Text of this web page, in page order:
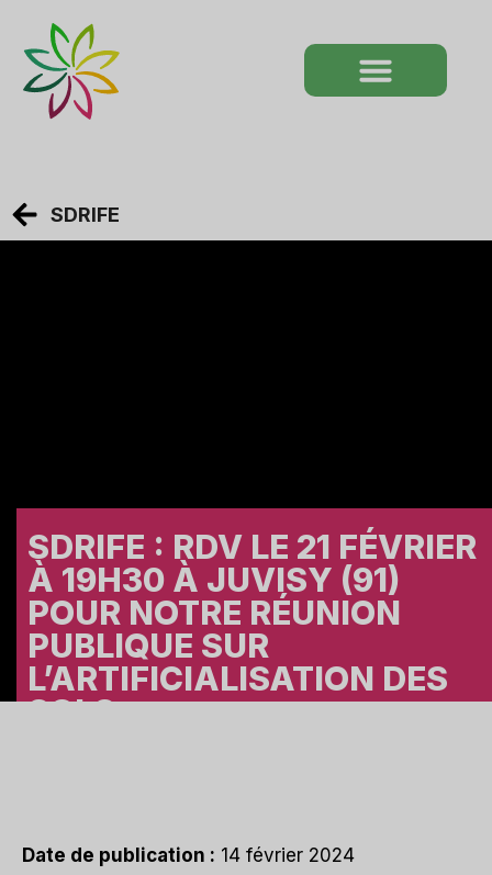
SDRIFE
SDRIFE : RDV LE 21 FÉVRIER
À 19H30 À JUVISY (91)
POUR NOTRE RÉUNION
PUBLIQUE SUR
L’ARTIFICIALISATION DES
SOLS
A
Date de publication : 14 février 2024